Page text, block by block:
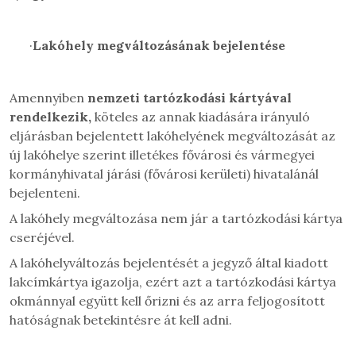
·Lakóhely megváltozásának bejelentése
Amennyiben nemzeti tartózkodási kártyával
rendelkezik, köteles az annak kiadására irányuló
eljárásban bejelentett lakóhelyének megváltozását az
új lakóhelye szerint illetékes fővárosi és vármegyei
kormányhivatal járási (fővárosi kerületi) hivatalánál
bejelenteni.
A lakóhely megváltozása nem jár a tartózkodási kártya
cseréjével.
A lakóhelyváltozás bejelentését a jegyző által kiadott
lakcímkártya igazolja, ezért azt a tartózkodási kártya
okmánnyal együtt kell őrizni és az arra feljogosított
hatóságnak betekintésre át kell adni.